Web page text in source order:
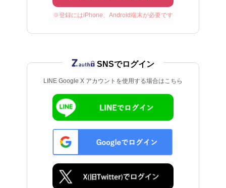
※登録にはiPhone、Android端末が必要です
LINE Google X アカウントを使用する場合はこちら
SNSでログイン